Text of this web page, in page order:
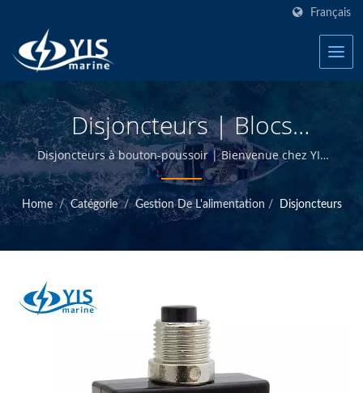
Français
Disjoncteurs | Blocs
Fusibles Marins - Fabricant
De Produits Électriques
Marins | YIS Marine
Disjoncteurs à bouton-poussoir | Bienvenue chez YIS
Marine - Fabricant de produits électriques marins à
Taiwan.
Home / Catégorie / Gestion De L'alimentation / Disjoncteurs